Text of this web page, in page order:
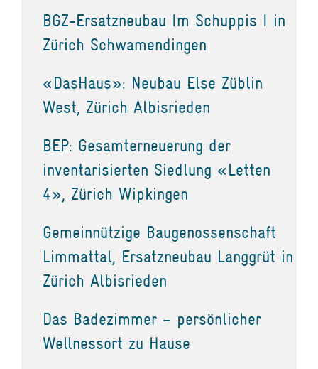
BGZ-Ersatzneubau Im Schuppis I in
Zürich Schwamendingen
«DasHaus»: Neubau Else Züblin
West, Zürich Albisrieden
BEP: Gesamterneuerung der
inventarisierten Siedlung «Letten
4», Zürich Wipkingen
Gemeinnützige Baugenossenschaft
Limmattal, Ersatzneubau Langgrüt in
Zürich Albisrieden
Das Badezimmer – persönlicher
Wellnessort zu Hause